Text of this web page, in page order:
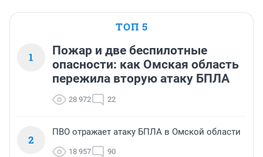
ТОП 5
1
Пожар и две беспилотные
опасности: как Омская область
пережила вторую атаку БПЛА
28 972 22
2
ПВО отражает атаку БПЛА в Омской области
18 957 90